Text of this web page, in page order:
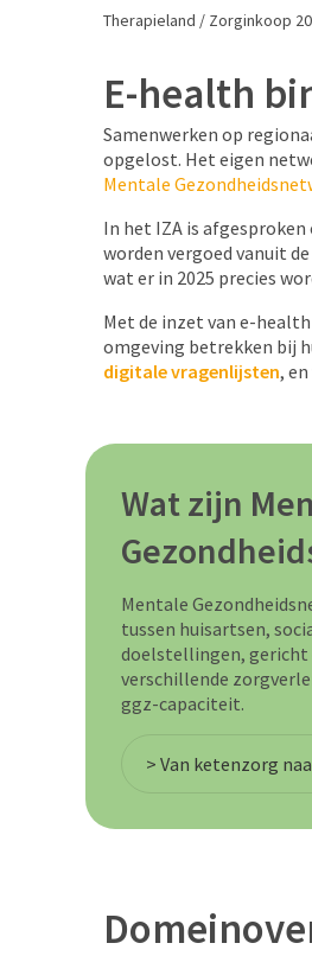
Therapieland / Zorginkoop
E-health
Samenwerken op
opgelost. Het eigen
Mentale
In het IZA is
worden vergoed vanuit
wat er in 2025 precies
Met de inzet van e-
omgeving betrekken bij
digitale vragenlijsten,
Wat zijn
Mentale
tussen huisartsen,
doelstellingen, gericht
verschillende
ggz-capaciteit.
> Van ketenzorg